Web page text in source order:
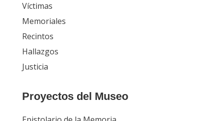
Víctimas
Memoriales
Recintos
Hallazgos
Justicia
Proyectos del Museo